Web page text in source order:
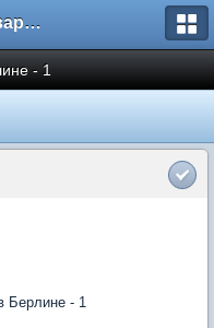
Морской аквариум. Форумы ReefCentral.ru
- 1
Берлине - 1